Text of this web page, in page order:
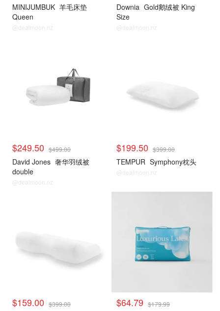
MINIJUMBUK 羊毛床垫
Queen
@dealmoon.nz
Downia Gold鹅绒被 King
Size
@dealmoon.nz
$249.50 $499.00
David Jones 奢华羽绒被
double
@dealmoon.nz
$199.50 $399.00
TEMPUR Symphony枕头
@dealmoon.nz
$159.00 $399.00 $64.79 $179.99